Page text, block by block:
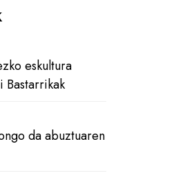
eskultura
Bastarrikak
da abuztuaren